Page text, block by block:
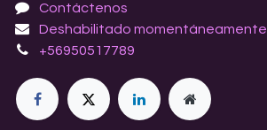
Contáctenos
Deshabilitado momentáneamente
+56950517789